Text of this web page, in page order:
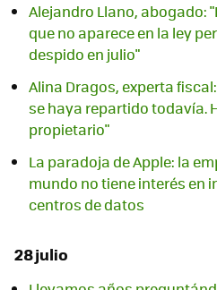
Alejandro Llano, abogado:
que no aparece en la ley
despido en julio"
Alina Dragos, experta
se haya repartido todavía.
propietario"
La paradoja de Apple: la
mundo no tiene interés en
centros de datos
28 julio